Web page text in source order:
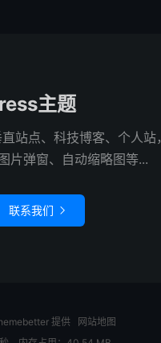
主题
站点、科技博客、个人
片弹窗、自动缩略图等...
联系我们 
提供
网站地图